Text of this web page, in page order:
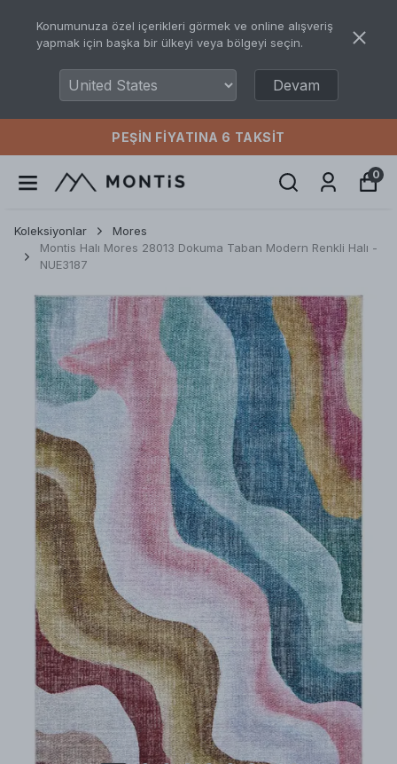
Konumunuza özel içerikleri görmek ve online alışveriş
yapmak için başka bir ülkeyi veya bölgeyi seçin.
Devam
PEŞIN FIYATINA 6 TAKSIT
0
Koleksiyonlar
Mores
Montis Halı Mores 28013 Dokuma Taban Modern Renkli Halı -
NUE3187